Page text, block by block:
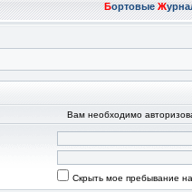
БортовыеЖ
Вам необходимо
Скрыть мое пребывание